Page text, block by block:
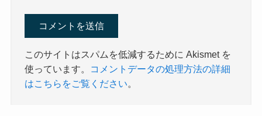
このサイトはスパムを低減するために Akismet を
使っています。
コメントデータの処理方法の詳細
はこちらをご覧ください。